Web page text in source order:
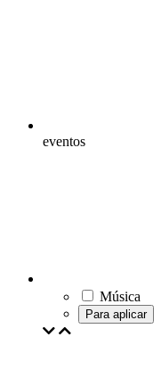
eventos
Música
Para aplicar